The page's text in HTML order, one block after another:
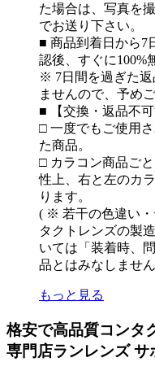
た場合は、写真を
でお送り下さい。
■ 商品到着日から7
認後、すぐに100%
※ 7日間を過ぎた返
ませんので、予め
■ 【交換・返品不可
□ 一度でもご使用
た商品。
□ カラコン商品ご
性上、右と左のカ
ります。
( ※ 若干の色違い・
タクトレンズの製
いては「装着時、
品とはみなしませ
もっと見る
格安で高品質コンタ
専門店ランレンズ サ